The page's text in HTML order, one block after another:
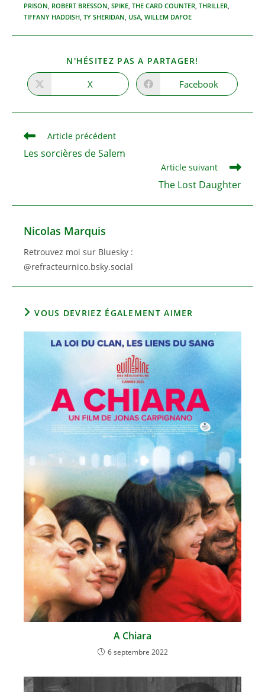
PRISON, ROBERT BRESSON, SPIKE, THE CARD COUNTER, THRILLER,
TIFFANY HADDISH, TY SHERIDAN, USA, WILLEM DAFOE
N'HÉSITEZ PAS A PARTAGER!
CONTENU
Ouvrir
dans
autre
X Ouvrir
dans
autre
Facebook
Read
articles
Article précédent
Les sorcières de Salem
Article suivant
The Lost Daughter
Nicolas Marquis
Retrouvez moi sur Bluesky :
@refracteurnico.bsky.social
VOUS DEVRIEZ ÉGALEMENT AIMER
A Chiara
6 septembre 2022